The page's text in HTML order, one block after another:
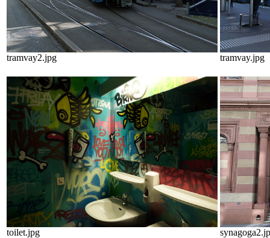
tramvay2.jpg tramvay.jpg
toilet.jpg